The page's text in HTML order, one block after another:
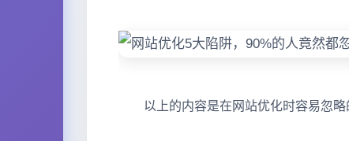
以上的内容是在网站优化时容易忽略